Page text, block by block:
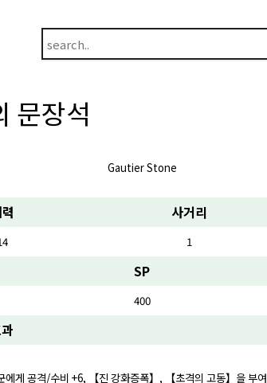
문장석
Gautier Stone
사거리
1
SP
400
게 공격/수비 +6, 【진 강화증폭】, 【초격의 고동】을 부여